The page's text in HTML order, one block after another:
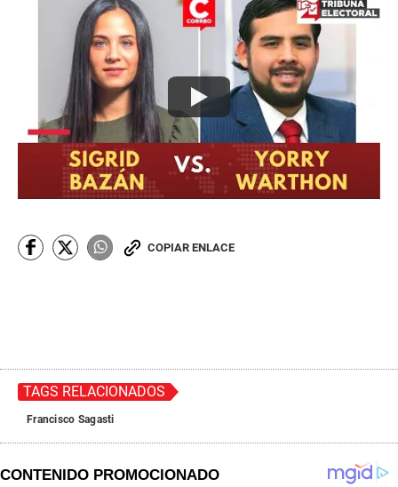
COPIAR ENLACE
TAGS RELACIONADOS
Francisco Sagasti